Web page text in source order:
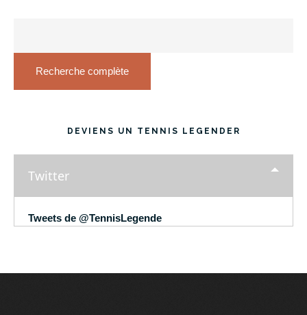
Recherche complète
DEVIENS UN TENNIS LEGENDER
Twitter
Tweets de @TennisLegende